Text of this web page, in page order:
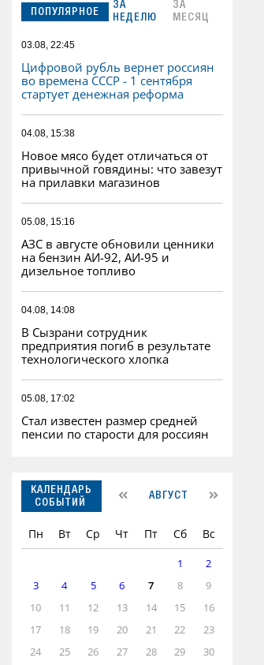
ПОПУЛЯРНОЕ
ЗА
НЕДЕЛЮ
ЗА
МЕСЯЦ
03.08, 22:45
Цифровой рубль вернет россиян
во времена СССР - 1 сентября
стартует денежная реформа
04.08, 15:38
Новое мясо будет отличаться от
привычной говядины: что завезут
на прилавки магазинов
05.08, 15:16
АЗС в августе обновили ценники
на бензин АИ-92, АИ-95 и
дизельное топливо
04.08, 14:08
В Сызрани сотрудник
предприятия погиб в результате
технологического хлопка
05.08, 17:02
Стал известен размер средней
пенсии по старости для россиян
КАЛЕНДАРЬ
СОБЫТИЙ
АВГУСТ
Пн Вт Ср Чт Пт Сб Вс
1
2
3
4 5 6 7 8
9
10
11 12 13 14 15
16
17
18 19 20 21 22
23
24
25 26 27 28 29 30